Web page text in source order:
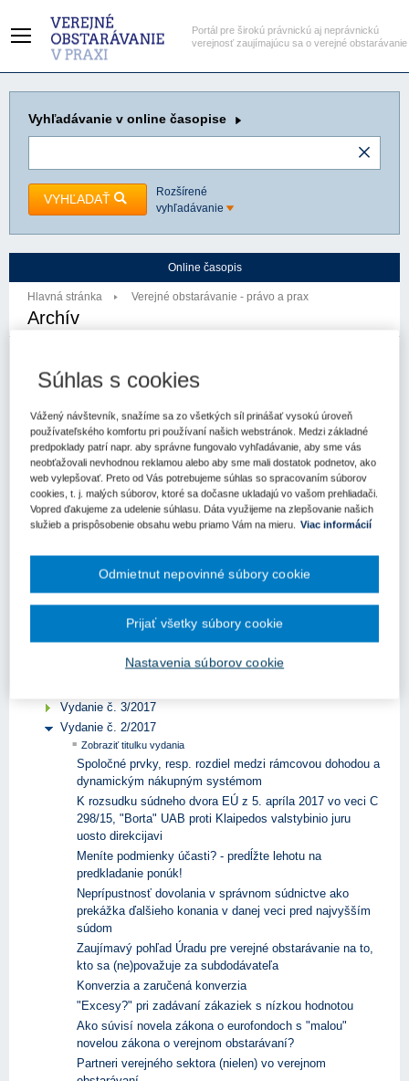
Portál pre širokú právnickú aj neprávnickú
verejnosť zaujímajúcu sa o verejné obstarávanie
Vyhľadávanie v online časopise
VYHĽADAŤ
Rozšírené
vyhľadávanie
Online časopis
Hlavná stránka Verejné obstarávanie - právo a prax
Archív
ROČNÍK 2025
ROČNÍK 2024
ROČNÍK 2023
ROČNÍK 2022
ROČNÍK 2021
ROČNÍK 2020
ROČNÍK 2018
Vydanie č. 6/2017
Vydanie č. 5/2017
Vydanie č. 3/2017
Vydanie č. 2/2017
Zobraziť titulku vydania
Spoločné prvky, resp. rozdiel medzi rámcovou dohodou a
dynamickým nákupným systémom
K rozsudku súdneho dvora EÚ z 5. apríla 2017 vo veci C
298/15, "Borta" UAB proti Klaipedos valstybinio juru
uosto direkcijavi
Meníte podmienky účasti? - predĺžte lehotu na
predkladanie ponúk!
Neprípustnosť dovolania v správnom súdnictve ako
prekážka ďalšieho konania v danej veci pred najvyšším
súdom
Zaujímavý pohľad Úradu pre verejné obstarávanie na to,
kto sa (ne)považuje za subdodávateľa
Konverzia a zaručená konverzia
"Excesy?" pri zadávaní zákaziek s nízkou hodnotou
Ako súvisí novela zákona o eurofondoch s "malou"
novelou zákona o verejnom obstarávaní?
Partneri verejného sektora (nielen) vo verejnom
Súhlas s cookies
Vážený návštevník, snažíme sa zo všetkých síl prinášať vysokú úroveň
používateľského komfortu pri používaní našich webstránok. Medzi základné
predpoklady patrí napr. aby správne fungovalo vyhľadávanie, aby sme vás
neobťažovali nevhodnou reklamou alebo aby sme mali dostatok podnetov, ako
web vylepšovať. Preto od Vás potrebujeme súhlas so spracovaním súborov
cookies, t. j. malých súborov, ktoré sa dočasne ukladajú vo vašom prehliadači.
Vopred ďakujeme za udelenie súhlasu. Dáta využijeme na zlepšovanie našich
služieb a prispôsobenie obsahu webu priamo Vám na mieru. Viac informácií
Nastavenia súborov cookie
Odmietnut nepovinné súbory cookie
Prijať všetky súbory cookie